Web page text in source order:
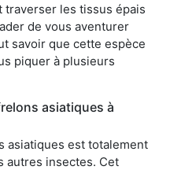
traverser les tissus épais
de vous aventurer
savoir que cette espèce
piquer à plusieurs
asiatiques à
asiatiques est totalement
autres insectes. Cet